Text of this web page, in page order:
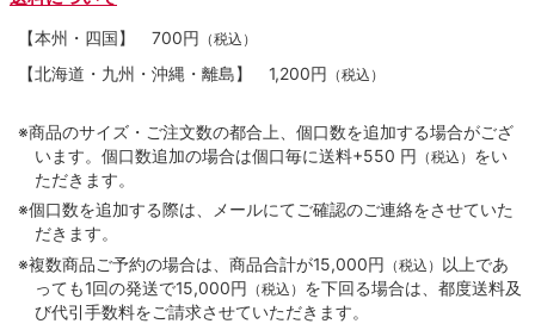
【本州・四国】 700円 （税込）
【北海道・九州・沖縄・離島】 1,200円 （税込）
※商品のサイズ・ご注文数の都合上、個口数を追加する場合がござ
います。個口数追加の場合は個口毎に送料+550 円 （税込） をい
ただきます。
※個口数を追加する際は、メールにてご確認のご連絡をさせていた
だきます。
※複数商品ご予約の場合は、商品合計が15,000円 （税込） 以上であ
っても1回の発送で15,000円 （税込） を下回る場合は、都度送料及
び代引手数料をご請求させていただきます。